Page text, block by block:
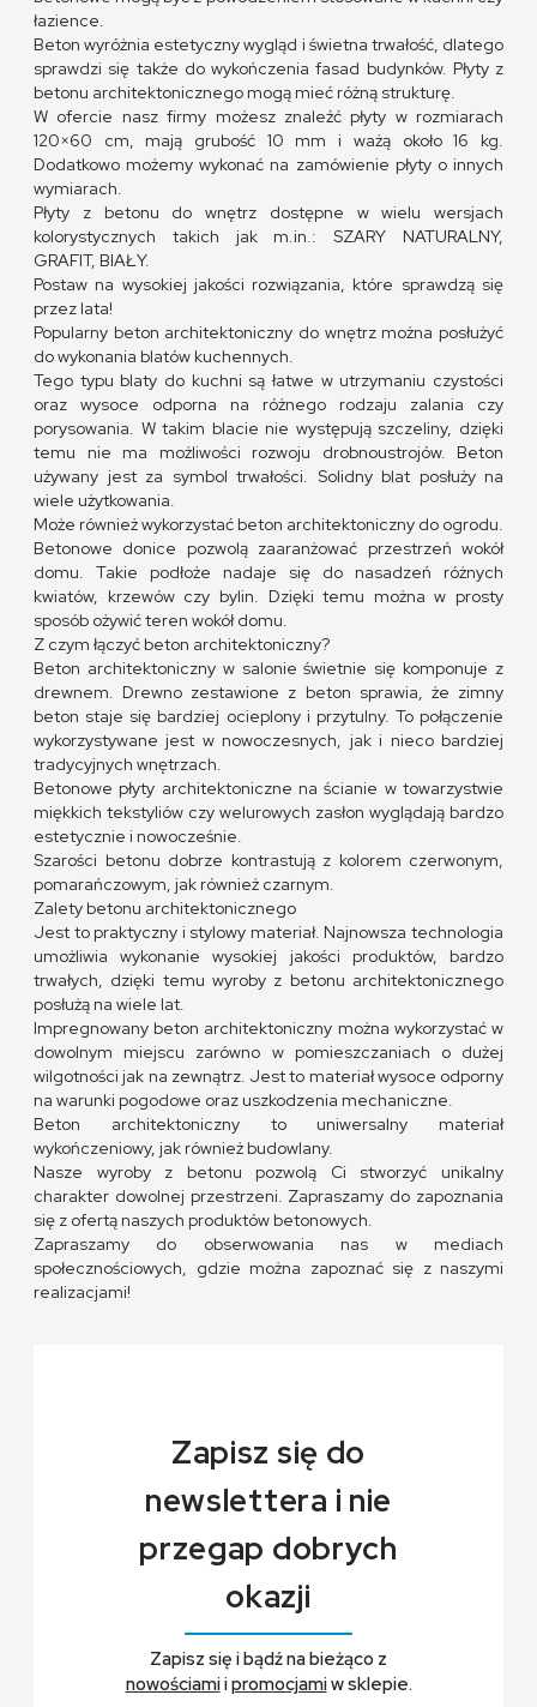
łazience.
Beton wyróżnia estetyczny wygląd i świetna trwałość, dlatego
sprawdzi się także do wykończenia fasad budynków. Płyty z
betonu architektonicznego mogą mieć różną strukturę.
W ofercie nasz firmy możesz znaleźć płyty w rozmiarach
120×60 cm, mają grubość 10 mm i ważą około 16 kg.
Dodatkowo możemy wykonać na zamówienie płyty o innych
wymiarach.
Płyty z betonu do wnętrz dostępne w wielu wersjach
kolorystycznych takich jak m.in.: SZARY NATURALNY,
GRAFIT, BIAŁY.
Postaw na wysokiej jakości rozwiązania, które sprawdzą się
przez lata!
Popularny beton architektoniczny do wnętrz można posłużyć
do wykonania blatów kuchennych.
Tego typu blaty do kuchni są łatwe w utrzymaniu czystości
oraz wysoce odporna na różnego rodzaju zalania czy
porysowania. W takim blacie nie występują szczeliny, dzięki
temu nie ma możliwości rozwoju drobnoustrojów. Beton
używany jest za symbol trwałości. Solidny blat posłuży na
wiele użytkowania.
Może również wykorzystać beton architektoniczny do ogrodu.
Betonowe donice pozwolą zaaranżować przestrzeń wokół
domu. Takie podłoże nadaje się do nasadzeń różnych
kwiatów, krzewów czy bylin. Dzięki temu można w prosty
sposób ożywić teren wokół domu.
Z czym łączyć beton architektoniczny?
Beton architektoniczny w salonie świetnie się komponuje z
drewnem. Drewno zestawione z beton sprawia, że zimny
beton staje się bardziej ocieplony i przytulny. To połączenie
wykorzystywane jest w nowoczesnych, jak i nieco bardziej
tradycyjnych wnętrzach.
Betonowe płyty architektoniczne na ścianie w towarzystwie
miękkich tekstyliów czy welurowych zasłon wyglądają bardzo
estetycznie i nowocześnie.
Szarości betonu dobrze kontrastują z kolorem czerwonym,
pomarańczowym, jak również czarnym.
Zalety betonu architektonicznego
Jest to praktyczny i stylowy materiał. Najnowsza technologia
umożliwia wykonanie wysokiej jakości produktów, bardzo
trwałych, dzięki temu wyroby z betonu architektonicznego
posłużą na wiele lat.
Impregnowany beton architektoniczny można wykorzystać w
dowolnym miejscu zarówno w pomieszczaniach o dużej
wilgotności jak na zewnątrz. Jest to materiał wysoce odporny
na warunki pogodowe oraz uszkodzenia mechaniczne.
Beton architektoniczny to uniwersalny materiał
wykończeniowy, jak również budowlany.
Nasze wyroby z betonu pozwolą Ci stworzyć unikalny
charakter dowolnej przestrzeni. Zapraszamy do zapoznania
się z ofertą naszych produktów betonowych.
Zapraszamy do obserwowania nas w mediach
społecznościowych, gdzie można zapoznać się z naszymi
realizacjami!
Zapisz się do
newslettera i nie
przegap dobrych
okazji
Zapisz się i bądź na bieżąco z
nowościamiipromocjamiw sklepie.